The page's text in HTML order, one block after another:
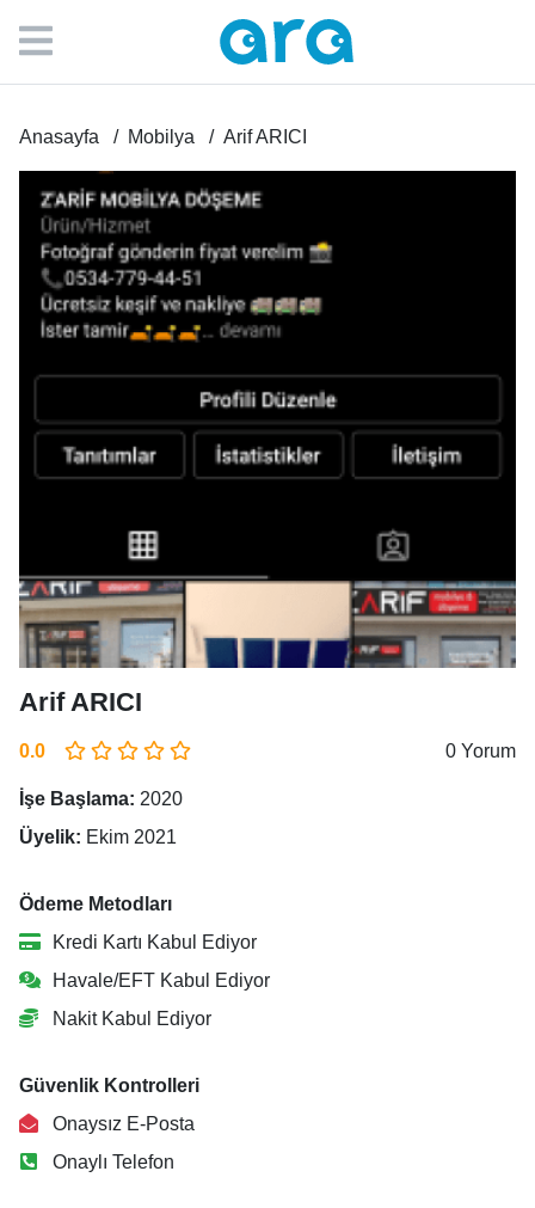
Anasayfa Mobilya Arif ARICI
Arif ARICI
0.0 0 Yorum
İşe Başlama: 2020
Üyelik: Ekim 2021
Ödeme Metodları
Kredi Kartı Kabul Ediyor
Havale/EFT Kabul Ediyor
Nakit Kabul Ediyor
Güvenlik Kontrolleri
Onaysız E-Posta
Onaylı Telefon